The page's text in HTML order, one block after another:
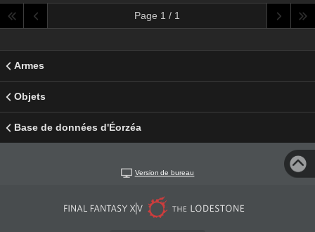
Page 1 / 1
Armes
Objets
Base de données d'Éorzéa
Version de bureau